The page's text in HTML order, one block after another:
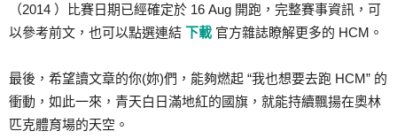
（2014 ）比賽日期已經確定於 16 Aug 開跑，完整賽事資訊，可
以參考前文，也可以點選連結 下載 官方雜誌瞭解更多的 HCM。
最後，希望讀文章的你(妳)們，能夠燃起 “我也想要去跑 HCM” 的
衝動，如此一來，青天白日滿地紅的國旗，就能持續飄揚在奧林
匹克體育場的天空。